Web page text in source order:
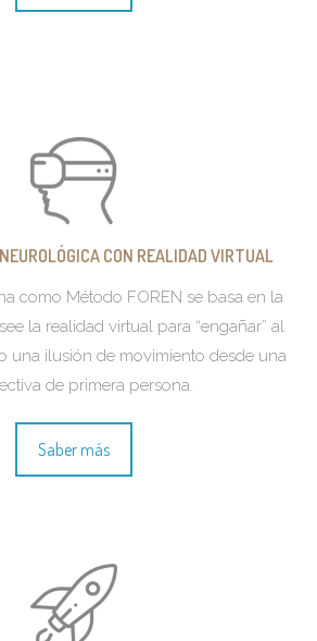
CON REALIDAD VIRTUAL
como Método FOREN se basa en la
la realidad virtual para “engañar” al
una ilusión de movimiento desde una
de primera persona.
Saber más